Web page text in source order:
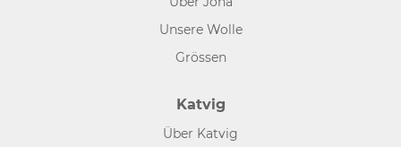
Unsere Wolle
Grössen
Katvig
Über Katvig